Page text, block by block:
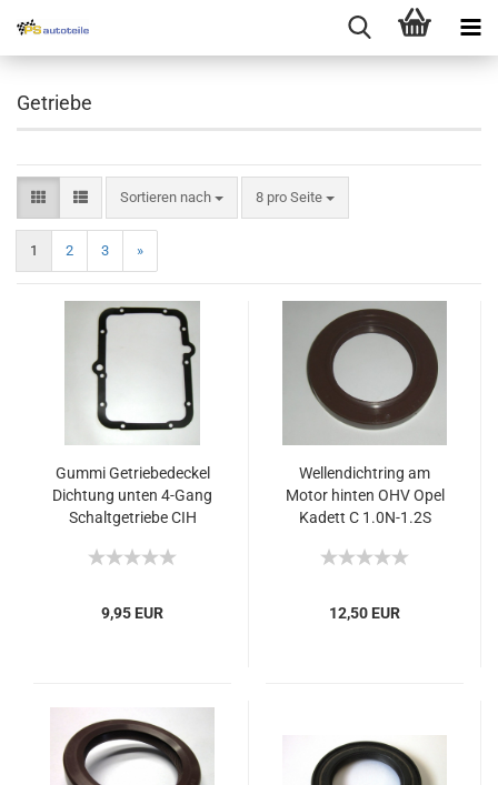
Getriebe
Sortieren nach 8 pro Seite
1 2 3 »
Gummi Getriebedeckel
Dichtung unten 4-Gang
Schaltgetriebe CIH
9,95 EUR
Wellendichtring am
Motor hinten OHV Opel
Kadett C 1.0N-1.2S
12,50 EUR